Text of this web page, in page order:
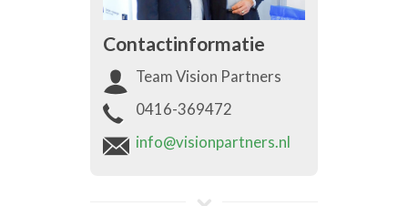
Contactinformatie
Team Vision Partners
0416-369472
info@visionpartners.nl